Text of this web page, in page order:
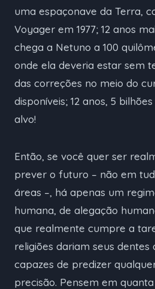
uma espaçonave da Terra,
Voyager em 1977; 12 anos
chega a Netuno a 100
onde ela deveria estar sem
das correções no meio do
disponíveis; 12 anos, 5
alvo!
Então, se você quer ser
prever o futuro – não em
áreas –, há apenas um
humana, de alegação
que realmente cumpre a
religiões dariam seus dentes
capazes de predizer
precisão. Pensem em